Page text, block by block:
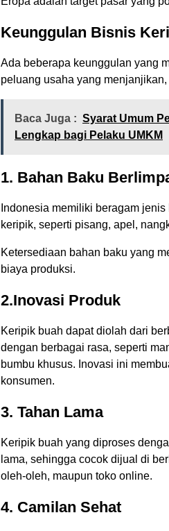
Keunggulan Bisnis
Ada beberapa keunggulan yang
peluang usaha yang
Baca Juga : Syarat Umum
Lengkap bagi Pelaku UMKM
1. Bahan Baku
Indonesia memiliki beragam
keripik, seperti pisang, apel,
Ketersediaan bahan baku yang
biaya produksi.
2.Inovasi Produk
Keripik buah dapat diolah dari
dengan berbagai rasa, seperti
bumbu khusus. Inovasi ini
konsumen.
3. Tahan Lama
Keripik buah yang diproses
lama, sehingga cocok dijual di
oleh-oleh, maupun toko online.
4. Camilan Sehat